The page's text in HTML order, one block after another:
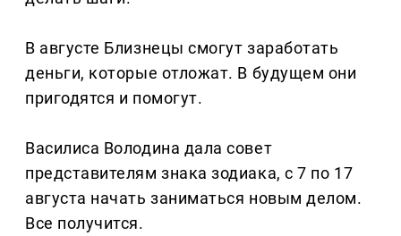
В августе Близнецы смогут заработать
деньги, которые отложат. В будущем они
пригодятся и помогут.
Василиса Володина дала совет
представителям знака зодиака, с 7 по 17
августа начать заниматься новым делом.
Все получится.